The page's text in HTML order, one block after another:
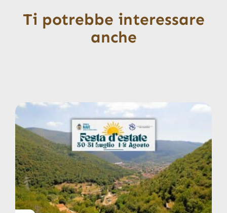
Ti potrebbe interessare
anche